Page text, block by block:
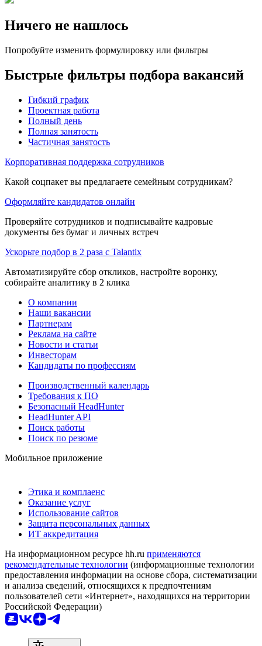
Ничего не нашлось
Попробуйте изменить формулировку или фильтры
Быстрые фильтры подбора вакансий
Гибкий график
Проектная работа
Полный день
Полная занятость
Частичная занятость
Корпоративная поддержка сотрудников
Какой соцпакет вы предлагаете семейным сотрудникам?
Оформляйте кандидатов онлайн
Проверяйте сотрудников и подписывайте кадровые
документы без бумаг и личных встреч
Ускорьте подбор в 2 раза с Talantix
Автоматизируйте сбор откликов, настройте воронку,
собирайте аналитику в 2 клика
О компании
Наши вакансии
Партнерам
Реклама на сайте
Новости и статьи
Инвесторам
Кандидаты по профессиям
Производственный календарь
Требования к ПО
Безопасный HeadHunter
HeadHunter API
Поиск работы
Поиск по резюме
Мобильное приложение
Этика и комплаенс
Оказание услуг
Использование сайтов
Защита персональных данных
ИТ аккредитация
На информационном ресурсе hh.ru применяются
рекомендательные технологии (информационные технологии
предоставления информации на основе сбора, систематизации
и анализа сведений, относящихся к предпочтениям
пользователей сети «Интернет», находящихся на территории
Российской Федерации)